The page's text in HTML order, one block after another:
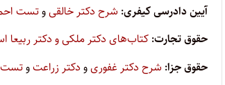
آیین دادرسی کیفری: شرح دکتر خالقیوتست
حقوق تجارت: کتاب‌های دکتر ملکی و دکتر ربیعا
حقوق جزا: شرح دکتر غفوریودکتر زراعتوتست